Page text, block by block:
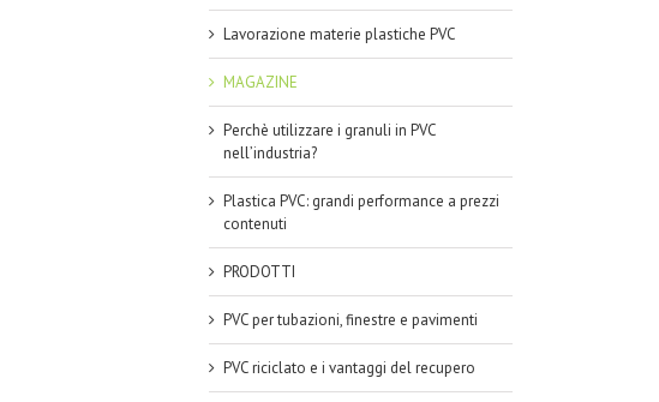
Lavorazione materie plastiche PVC
MAGAZINE
Perchè utilizzare i granuli in PVC
nell’industria?
Plastica PVC: grandi performance a prezzi
contenuti
PRODOTTI
PVC per tubazioni, finestre e pavimenti
PVC riciclato e i vantaggi del recupero